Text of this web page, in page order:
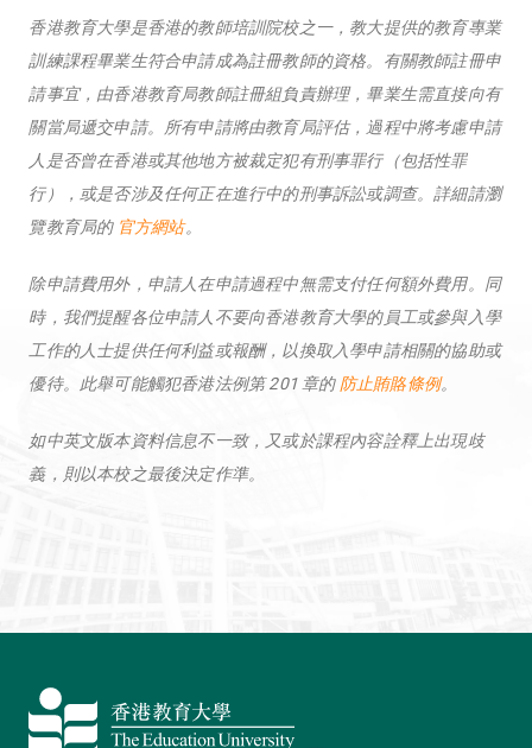
香港教育大學是香港的教師培訓院校之一，教大提供的教育專業
訓練課程畢業生符合申請成為註冊教師的資格。有關教師註冊申
請事宜，由香港教育局教師註冊組負責辦理，畢業生需直接向有
關當局遞交申請。所有申請將由教育局評估，過程中將考慮申請
人是否曾在香港或其他地方被裁定犯有刑事罪行（包括性罪
行），或是否涉及任何正在進行中的刑事訴訟或調查。詳細請瀏
覽教育局的 官方網站。
除申請費用外，申請人在申請過程中無需支付任何額外費用。同
時，我們提醒各位申請人不要向香港教育大學的員工或參與入學
工作的人士提供任何利益或報酬，以換取入學申請相關的協助或
優待。此舉可能觸犯香港法例第 201 章的 防止賄賂條例。
如中英文版本資料信息不一致，又或於課程內容詮釋上出現歧
義，則以本校之最後決定作準。